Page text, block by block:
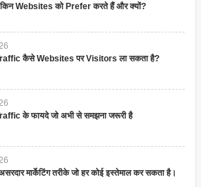
Websites को Prefer करते हैं और क्यों?
कैसे Websites पर Visitors ला सकता है?
के फायदे जो अभी से समझना जरूरी है
मार्केटिंग तरीके जो हर कोई इस्तेमाल कर सकता है।